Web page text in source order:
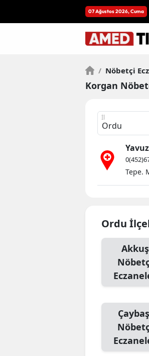
07 Ağustos 2026, Cuma
/ Nöbetçi
Korgan
İl
Tepe.
Ordu
Akkuş